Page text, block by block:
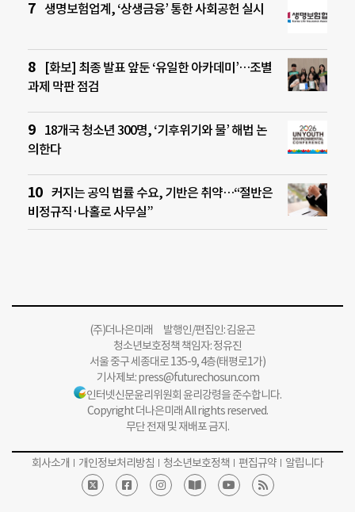
생명보험업계, ‘상생금융’ 통한 사회공헌 실시
[화보] 최종 발표 앞둔 ‘유일한 아카데미’…조별
과제 막판 점검
18개국 청소년 300명, ‘기후위기와 물’ 해법 논
의한다
커지는 공익 법률 수요, 기반은 취약…“절반은
비정규직·나홀로 사무실”
(주)더나은미래 발행인/편집인: 김윤곤
청소년보호정책 책임자: 정유진
서울 중구 세종대로 135-9, 4층(태평로1가)
기사제보:press@futurechosun.com
인터넷신문윤리위원회 윤리강령을 준수합니다.
Copyright 더나은미래 All rights reserved.
무단 전재 및 재배포 금지.
회사소개 개인정보처리방침 청소년보호정책 편집규약 알립니다